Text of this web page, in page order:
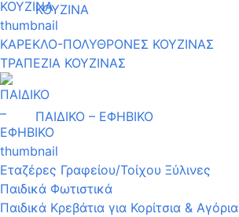
ΚΟΥΖΙΝΑ
ΚΑΡΕΚΛΟ-ΠΟΛΥΘΡΟΝΕΣ ΚΟΥΖΙΝΑΣ
ΤΡΑΠΕΖΙΑ ΚΟΥΖΙΝΑΣ
ΠΑΙΔΙΚΟ – ΕΦΗΒΙΚΟ
Εταζέρες Γραφείου/Τοίχου Ξύλινες
Παιδικά Φωτιστικά
Παιδικά Κρεβάτια για Κορίτσια & Αγόρια